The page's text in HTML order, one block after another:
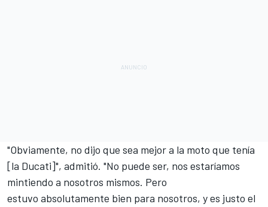
"Obviamente, no dijo que sea mejor a la moto que tenía
[la Ducati]", admitió. "No puede ser, nos estaríamos
mintiendo a nosotros mismos. Pero
estuvo absolutamente bien para nosotros, y es justo el